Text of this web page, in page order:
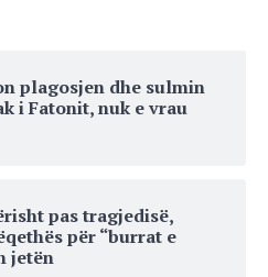
plagosjen dhe sulmin
i Fatonit, nuk e vrau
pas tragjedisë,
për “burrat e
jetën